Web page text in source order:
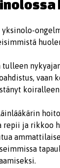
yksinolo-
vaan
repii ja rikkoo